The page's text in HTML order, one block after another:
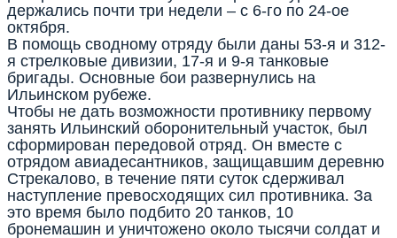
держались почти три недели – с 6-го по 24-ое
октября.
В помощь сводному отряду были даны 53-я и 312-
я стрелковые дивизии, 17-я и 9-я танковые
бригады. Основные бои развернулись на
Ильинском рубеже.
Чтобы не дать возможности противнику первому
занять Ильинский оборонительный участок, был
сформирован передовой отряд. Он вместе с
отрядом авиадесантников, защищавшим деревню
Стрекалово, в течение пяти суток сдерживал
наступление превосходящих сил противника. За
это время было подбито 20 танков, 10
бронемашин и уничтожено около тысячи солдат и